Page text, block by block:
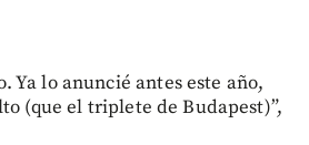
Ya lo anuncié antes este año,
(que el triplete de Budapest)”,